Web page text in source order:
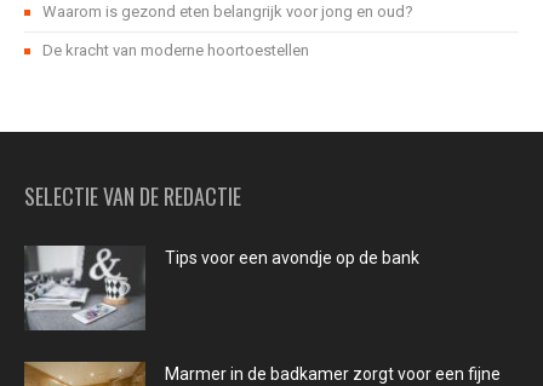
Waarom is gezond eten belangrijk voor jong en oud?
De kracht van moderne hoortoestellen
SELECTIE VAN DE REDACTIE
Tips voor een avondje op de bank
Marmer in de badkamer zorgt voor een fijne